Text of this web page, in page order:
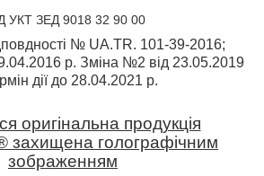
УКТ ЗЕД 9018 32 90 00
№ UA.TR. 101-39-2016;
р. Зміна №2 від 23.05.2019
дії до 28.04.2021 р.
оригінальна продукція
захищена голографічним
зображенням